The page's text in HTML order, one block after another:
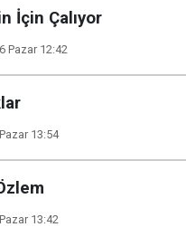
İçin Çalıyor
Pazar 12:42
13:54
13:42